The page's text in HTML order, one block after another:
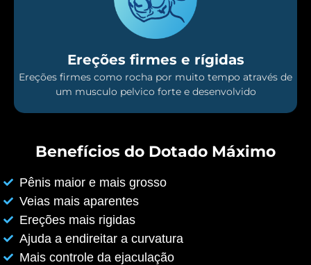
Ereções firmes e rígidas
Ereções firmes como rocha por muito tempo através de
um musculo pelvico forte e desenvolvido
Benefícios do Dotado Máximo
Pênis maior e mais grosso
Veias mais aparentes
Ereções mais rigidas
Ajuda a endireitar a curvatura
Mais controle da ejaculação